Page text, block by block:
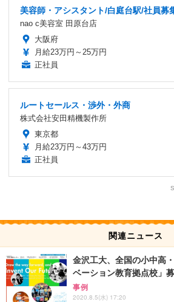
美容師・アシスタント/白庭台駅/社員募
nao c美容室 田原台店
大阪府
月給23万円～25万円
正社員
ルートセールス・渉外・外商
株式会社安田精機製作所
東京都
月給23万円～43万円
正社員
関連ニュース
金沢工大、全国の小中高
ベーション教育拠点校」
事例
2020.8.5(水) 17:20